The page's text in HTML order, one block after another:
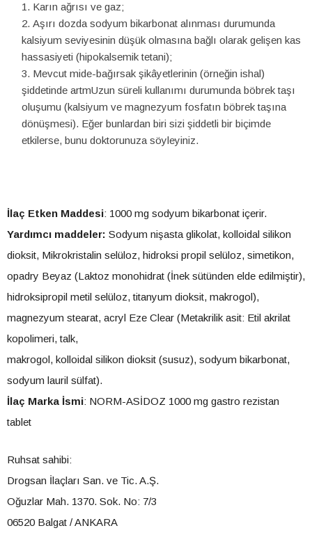
Karın ağrısı ve gaz;
Aşırı dozda sodyum bikarbonat alınması durumunda
kalsiyum seviyesinin düşük olmasına bağlı olarak gelişen kas
hassasiyeti (hipokalsemik tetani);
Mevcut mide-bağırsak şikâyetlerinin (örneğin ishal)
şiddetinde artmUzun süreli kullanımı durumunda böbrek taşı
oluşumu (kalsiyum ve magnezyum fosfatın böbrek taşına
dönüşmesi). Eğer bunlardan biri sizi şiddetli bir biçimde
etkilerse, bunu doktorunuza söyleyiniz.
İlaç Etken Maddesi: 1000 mg sodyum bikarbonat içerir.
Yardımcı maddeler: Sodyum nişasta glikolat, kolloidal silikon
dioksit, Mikrokristalin selüloz, hidroksi propil selüloz, simetikon,
opadry Beyaz (Laktoz monohidrat (İnek sütünden elde edilmiştir),
hidroksipropil metil selüloz, titanyum dioksit, makrogol),
magnezyum stearat, acryl Eze Clear (Metakrilik asit: Etil akrilat
kopolimeri, talk,
makrogol, kolloidal silikon dioksit (susuz), sodyum bikarbonat,
sodyum lauril sülfat).
İlaç Marka İsmi: NORM-ASİDOZ 1000 mg gastro rezistan
tablet
Ruhsat sahibi:
Drogsan İlaçları San. ve Tic. A.Ş.
Oğuzlar Mah. 1370. Sok. No: 7/3
06520 Balgat / ANKARA